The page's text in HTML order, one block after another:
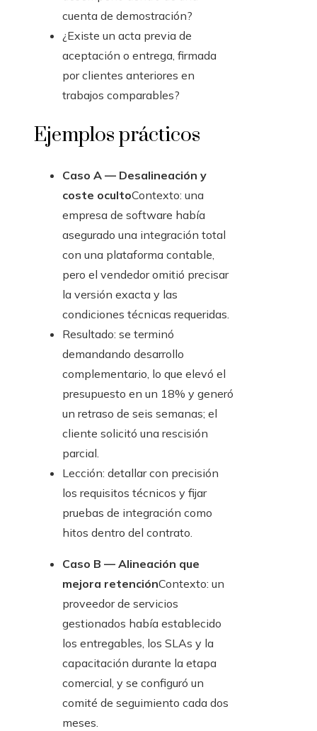
cuenta de demostración?
¿Existe un acta previa de
aceptación o entrega, firmada
por clientes anteriores en
trabajos comparables?
Ejemplos prácticos
Caso A — Desalineación y
coste ocultoContexto: una
empresa de software había
asegurado una integración total
con una plataforma contable,
pero el vendedor omitió precisar
la versión exacta y las
condiciones técnicas requeridas.
Resultado: se terminó
demandando desarrollo
complementario, lo que elevó el
presupuesto en un 18% y generó
un retraso de seis semanas; el
cliente solicitó una rescisión
parcial.
Lección: detallar con precisión
los requisitos técnicos y fijar
pruebas de integración como
hitos dentro del contrato.
Caso B — Alineación que
mejora retenciónContexto: un
proveedor de servicios
gestionados había establecido
los entregables, los SLAs y la
capacitación durante la etapa
comercial, y se configuró un
comité de seguimiento cada dos
meses.